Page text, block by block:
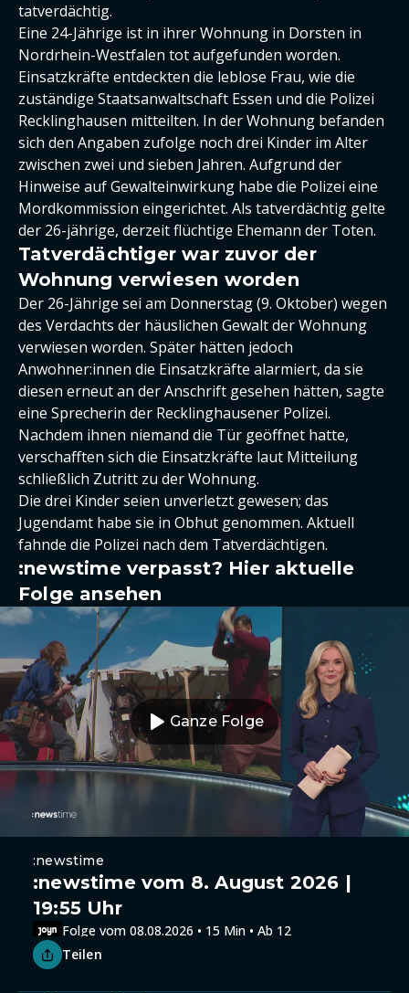
tatverdächtig.
Eine 24-Jährige ist in ihrer Wohnung in Dorsten in
Nordrhein-Westfalen tot aufgefunden worden.
Einsatzkräfte entdeckten die leblose Frau, wie die
zuständige Staatsanwaltschaft Essen und die Polizei
Recklinghausen mitteilten. In der Wohnung befanden
sich den Angaben zufolge noch drei Kinder im Alter
zwischen zwei und sieben Jahren. Aufgrund der
Hinweise auf Gewalteinwirkung habe die Polizei eine
Mordkommission eingerichtet. Als tatverdächtig gelte
der 26-jährige, derzeit flüchtige Ehemann der Toten.
Tatverdächtiger war zuvor der
Wohnung verwiesen worden
Der 26-Jährige sei am Donnerstag (9. Oktober) wegen
des Verdachts der häuslichen Gewalt der Wohnung
verwiesen worden. Später hätten jedoch
Anwohner:innen die Einsatzkräfte alarmiert, da sie
diesen erneut an der Anschrift gesehen hätten, sagte
eine Sprecherin der Recklinghausener Polizei.
Nachdem ihnen niemand die Tür geöffnet hatte,
verschafften sich die Einsatzkräfte laut Mitteilung
schließlich Zutritt zu der Wohnung.
Die drei Kinder seien unverletzt gewesen; das
Jugendamt habe sie in Obhut genommen. Aktuell
fahnde die Polizei nach dem Tatverdächtigen.
:newstime verpasst? Hier aktuelle
Folge ansehen
Ganze Folge
:newstime
:newstime vom 8. August 2026 |
19:55 Uhr
Folge vom 08.08.2026 • 15 Min • Ab 12
Teilen